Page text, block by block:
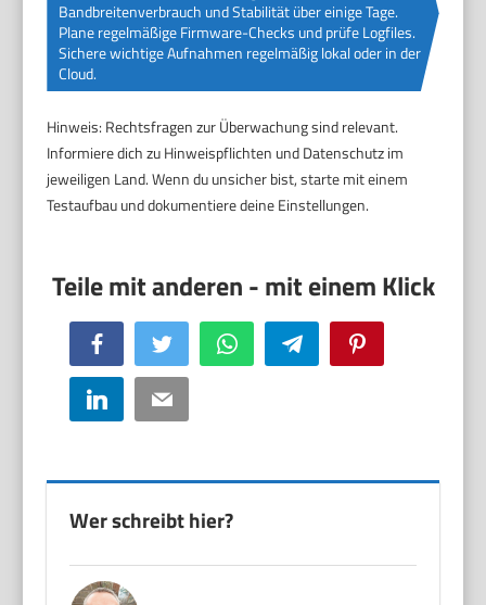
Bandbreitenverbrauch und Stabilität über einige Tage.
Plane regelmäßige Firmware-Checks und prüfe Logfiles.
Sichere wichtige Aufnahmen regelmäßig lokal oder in der
Cloud.
Hinweis: Rechtsfragen zur Überwachung sind relevant.
Informiere dich zu Hinweispflichten und Datenschutz im
jeweiligen Land. Wenn du unsicher bist, starte mit einem
Testaufbau und dokumentiere deine Einstellungen.
Facebook Twitter WhatsApp Telegram
LinkedIn Email
Wer schreibt hier?